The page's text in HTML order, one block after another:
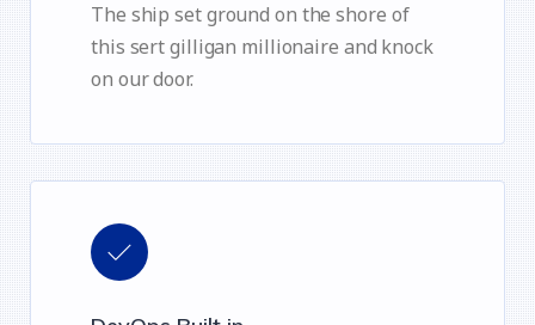
The ship set ground on the shore of
this sert gilligan millionaire and knock
on our door.